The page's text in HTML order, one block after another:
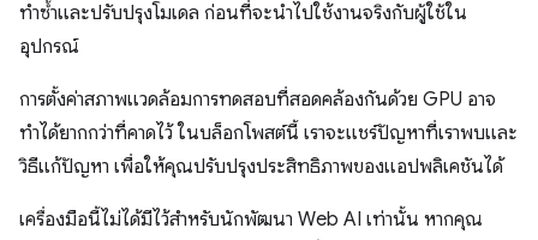
ทําซ้ำและปรับปรุงโมเดล ก่อนที่จะนำไปใช้งานจริงกับผู้ใช้ใน
อุปกรณ์
การตั้งค่าสภาพแวดล้อมการทดสอบที่สอดคล้องกันด้วย GPU อาจ
ทำได้ยากกว่าที่คาดไว้ ในบล็อกโพสต์นี้ เราจะแชร์ปัญหาที่เราพบและ
วิธีแก้ปัญหา เพื่อให้คุณปรับปรุงประสิทธิภาพของแอปพลิเคชันได้
เครื่องมือนี้ไม่ได้มีไว้สำหรับนักพัฒนา Web AI เท่านั้น หากคุณ